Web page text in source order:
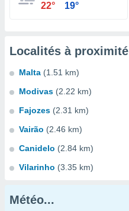
22° 19°
Localités à proximité
Malta (1.51 km)
Modivas (2.22 km)
Fajozes (2.31 km)
Vairão (2.46 km)
Canidelo (2.84 km)
Vilarinho (3.35 km)
Météo...